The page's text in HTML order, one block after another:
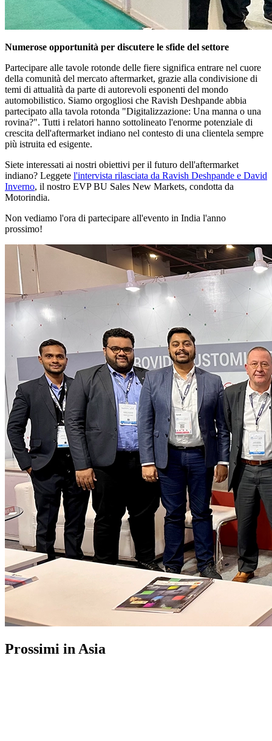
Numerose opportunità per discutere le sfide del settore
Partecipare alle tavole rotonde delle fiere significa entrare nel cuore
della comunità del mercato aftermarket, grazie alla condivisione di
temi di attualità da parte di autorevoli esponenti del mondo
automobilistico. Siamo orgogliosi che Ravish Deshpande abbia
partecipato alla tavola rotonda "Digitalizzazione: Una manna o una
rovina?". Tutti i relatori hanno sottolineato l'enorme potenziale di
crescita dell'aftermarket indiano nel contesto di una clientela sempre
più istruita ed esigente.
Siete interessati ai nostri obiettivi per il futuro dell'aftermarket
indiano? Leggete l'intervista rilasciata da Ravish Deshpande e David
Inverno, il nostro EVP BU Sales New Markets, condotta da
Motorindia.
Non vediamo l'ora di partecipare all'evento in India l'anno
prossimo!
Prossimi in Asia